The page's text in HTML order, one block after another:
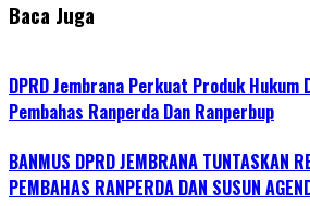
Baca Juga
DPRD Jembrana Perkuat Produk Hukum
Pembahas Ranperda Dan Ranperbup
BANMUS DPRD JEMBRANA TUNTASKAN
PEMBAHAS RANPERDA DAN SUSUN